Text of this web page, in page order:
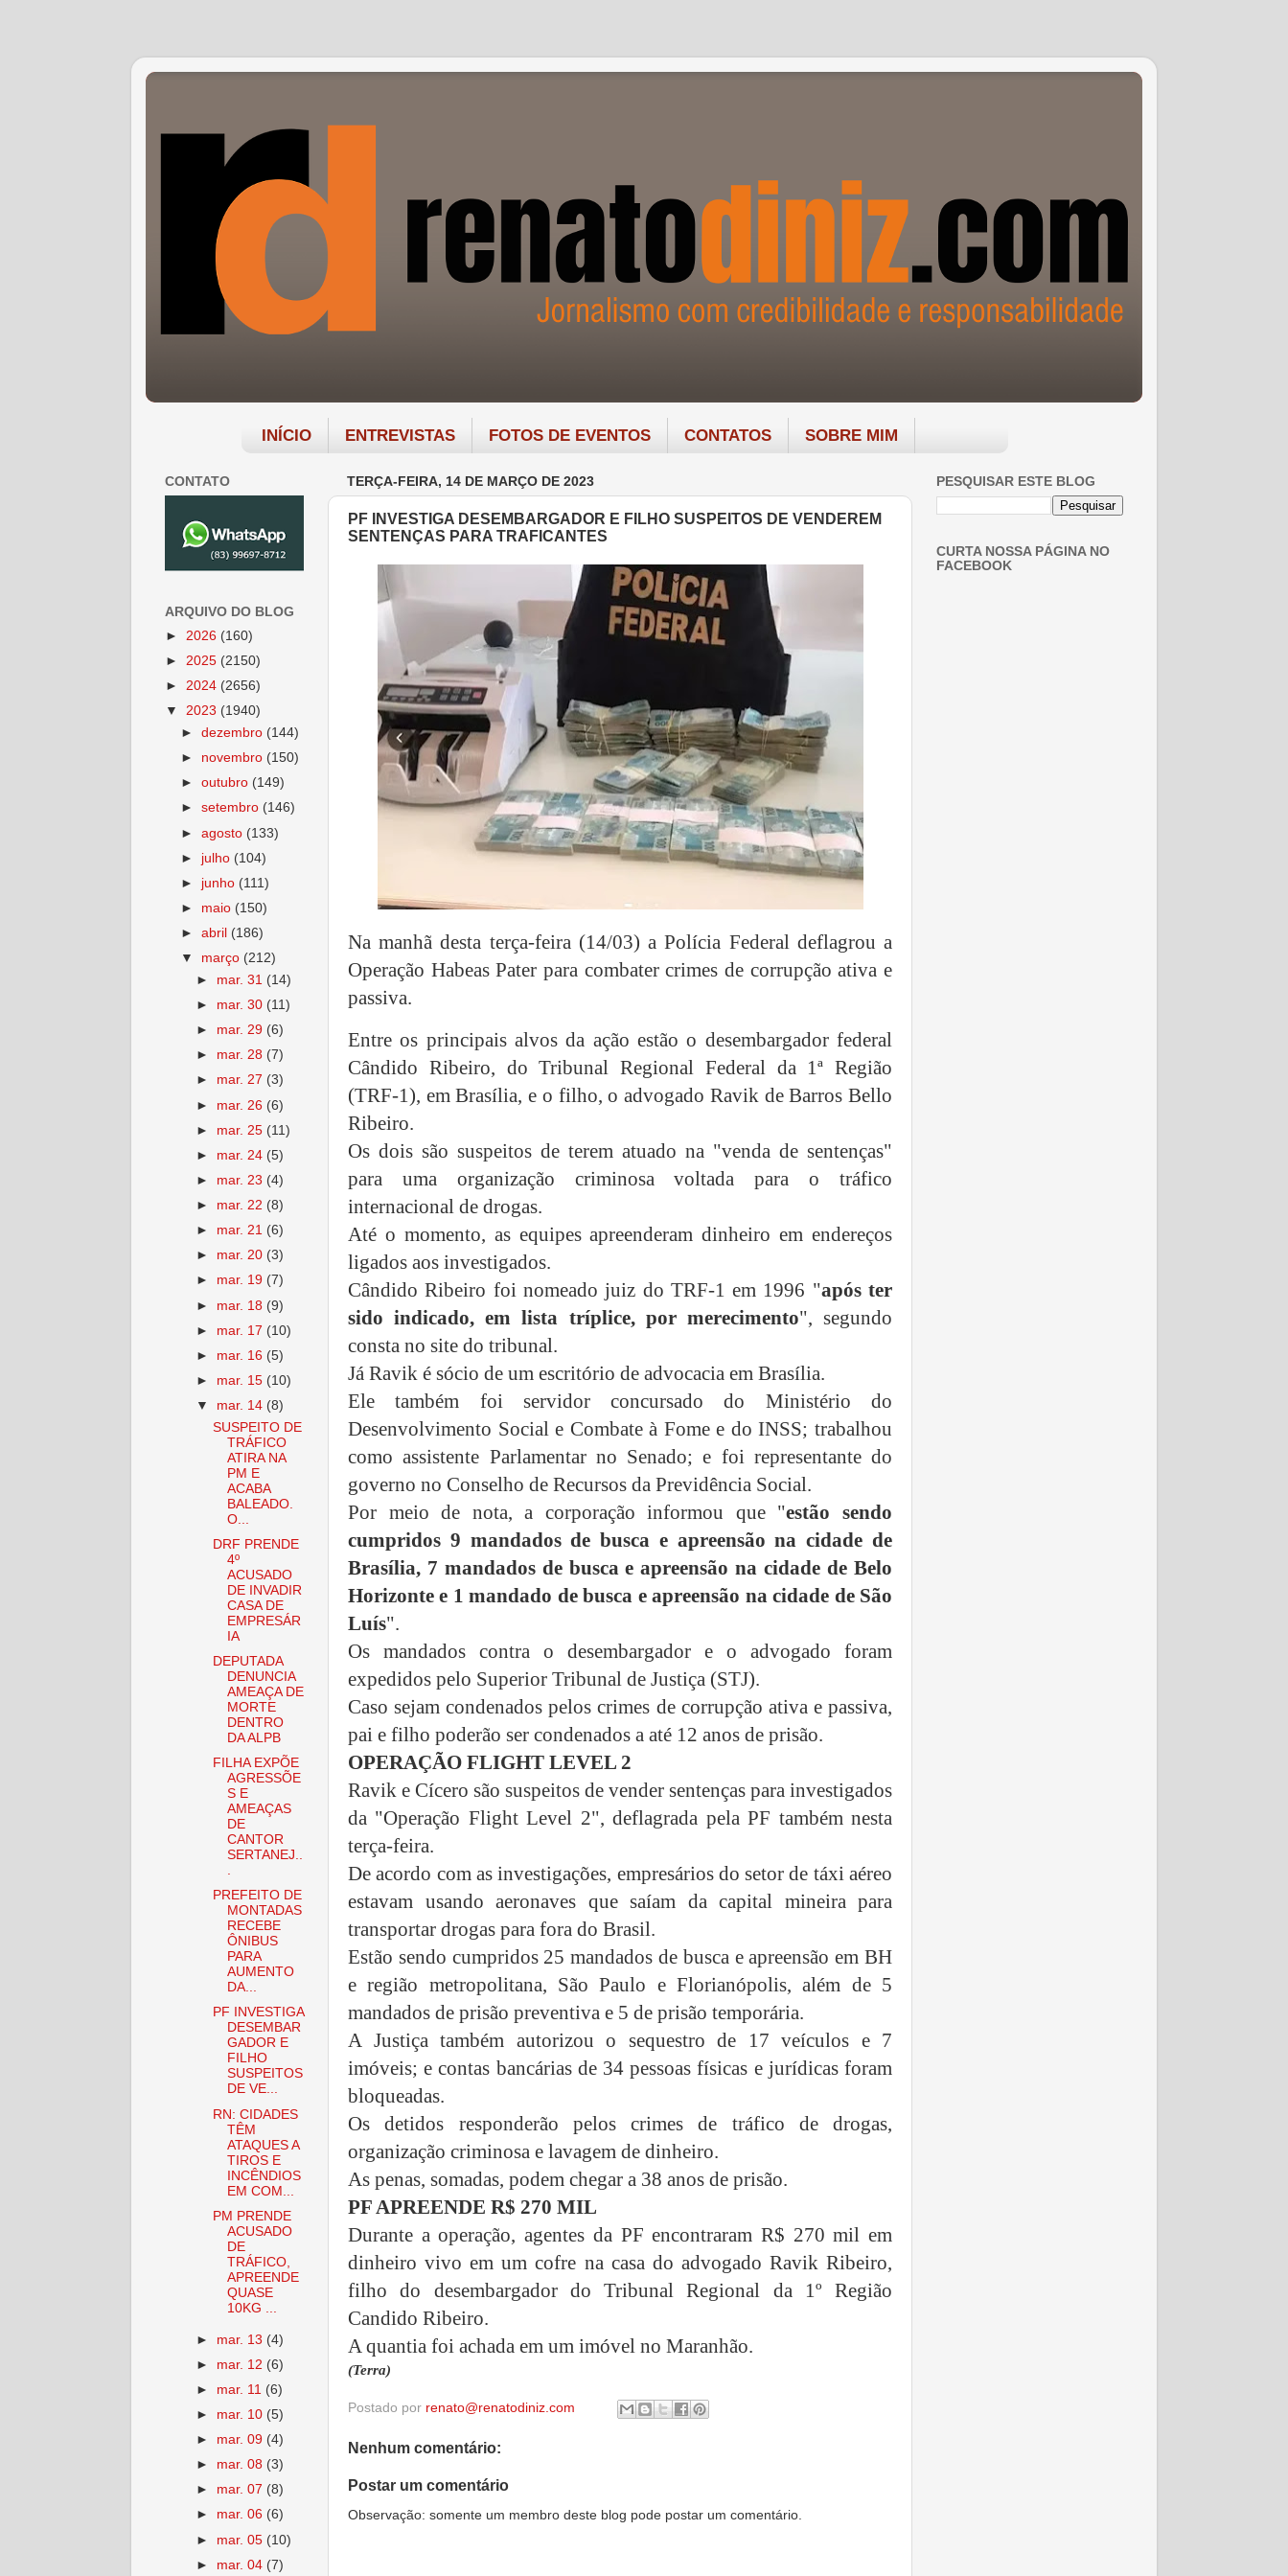
INÍCIO ENTREVISTAS FOTOS DE EVENTOS CONTATOS SOBRE MIM
TERÇA-FEIRA, 14 DE MARÇO DE 2023
PF INVESTIGA DESEMBARGADOR E FILHO SUSPEITOS DE VENDEREM
SENTENÇAS PARA TRAFICANTES
Na manhã desta terça-feira (14/03) a Polícia Federal deflagrou a
Operação Habeas Pater para combater crimes de corrupção ativa e
passiva.
Entre os principais alvos da ação estão o desembargador federal
Cândido Ribeiro, do Tribunal Regional Federal da 1ª Região
(TRF-1), em Brasília, e o filho, o advogado Ravik de Barros Bello
Ribeiro.
Os dois são suspeitos de terem atuado na "venda de sentenças"
para uma organização criminosa voltada para o tráfico
internacional de drogas.
Até o momento, as equipes apreenderam dinheiro em endereços
ligados aos investigados.
Cândido Ribeiro foi nomeado juiz do TRF-1 em 1996 "após ter
sido indicado, em lista tríplice, por merecimento", segundo
consta no site do tribunal.
Já Ravik é sócio de um escritório de advocacia em Brasília.
Ele também foi servidor concursado do Ministério do
Desenvolvimento Social e Combate à Fome e do INSS; trabalhou
como assistente Parlamentar no Senado; e foi representante do
governo no Conselho de Recursos da Previdência Social.
Por meio de nota, a corporação informou que "estão sendo
cumpridos 9 mandados de busca e apreensão na cidade de
Brasília, 7 mandados de busca e apreensão na cidade de Belo
Horizonte e 1 mandado de busca e apreensão na cidade de São
Luís".
Os mandados contra o desembargador e o advogado foram
expedidos pelo Superior Tribunal de Justiça (STJ).
Caso sejam condenados pelos crimes de corrupção ativa e passiva,
pai e filho poderão ser condenados a até 12 anos de prisão.
OPERAÇÃO FLIGHT LEVEL 2
Ravik e Cícero são suspeitos de vender sentenças para investigados
da "Operação Flight Level 2", deflagrada pela PF também nesta
terça-feira.
De acordo com as investigações, empresários do setor de táxi aéreo
estavam usando aeronaves que saíam da capital mineira para
transportar drogas para fora do Brasil.
Estão sendo cumpridos 25 mandados de busca e apreensão em BH
e região metropolitana, São Paulo e Florianópolis, além de 5
mandados de prisão preventiva e 5 de prisão temporária.
A Justiça também autorizou o sequestro de 17 veículos e 7
imóveis; e contas bancárias de 34 pessoas físicas e jurídicas foram
bloqueadas.
Os detidos responderão pelos crimes de tráfico de drogas,
organização criminosa e lavagem de dinheiro.
As penas, somadas, podem chegar a 38 anos de prisão.
PF APREENDE R$ 270 MIL
Durante a operação, agentes da PF encontraram R$ 270 mil em
dinheiro vivo em um cofre na casa do advogado Ravik Ribeiro,
filho do desembargador do Tribunal Regional da 1º Região
Candido Ribeiro.
A quantia foi achada em um imóvel no Maranhão.
(Terra)
Postado por renato@renatodiniz.com
Nenhum comentário:
Postar um comentário
Observação: somente um membro deste blog pode postar um comentário.
CONTATO
ARQUIVO DO BLOG
► 2026 (160)
► 2025 (2150)
► 2024 (2656)
▼ 2023 (1940)
►dezembro (144)
► novembro (150)
►outubro (149)
►setembro (146)
►agosto (133)
► julho (104)
► junho (111)
► maio (150)
►abril (186)
▼ março (212)
► mar. 31 (14)
► mar. 30 (11)
► mar. 29 (6)
► mar. 28 (7)
► mar. 27 (3)
► mar. 26 (6)
► mar. 25 (11)
► mar. 24 (5)
► mar. 23 (4)
► mar. 22 (8)
► mar. 21 (6)
► mar. 20 (3)
► mar. 19 (7)
► mar. 18 (9)
► mar. 17 (10)
► mar. 16 (5)
► mar. 15 (10)
▼ mar. 14 (8)
SUSPEITO DE
TRÁFICO
ATIRA NA
PM E
ACABA
BALEADO.
O...
DRF PRENDE
4º
ACUSADO
DE INVADIR
CASA DE
EMPRESÁR
IA
DEPUTADA
DENUNCIA
AMEAÇA DE
MORTE
DENTRO
DA ALPB
FILHA EXPÕE
AGRESSÕE
S E
AMEAÇAS
DE
CANTOR
SERTANEJ..
.
PREFEITO DE
MONTADAS
RECEBE
ÔNIBUS
PARA
AUMENTO
DA...
PF INVESTIGA
DESEMBAR
GADOR E
FILHO
SUSPEITOS
DE VE...
RN: CIDADES
TÊM
ATAQUES A
TIROS E
INCÊNDIOS
EM COM...
PM PRENDE
ACUSADO
DE
TRÁFICO,
APREENDE
QUASE
10KG ...
► mar. 13 (4)
► mar. 12 (6)
► mar. 11 (6)
► mar. 10 (5)
► mar. 09 (4)
► mar. 08 (3)
► mar. 07 (8)
► mar. 06 (6)
► mar. 05 (10)
► mar. 04 (7)
PESQUISAR ESTE BLOG
CURTA NOSSA PÁGINA NO
FACEBOOK